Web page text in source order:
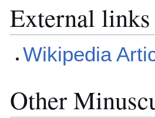
External links
Wikipedia
Other